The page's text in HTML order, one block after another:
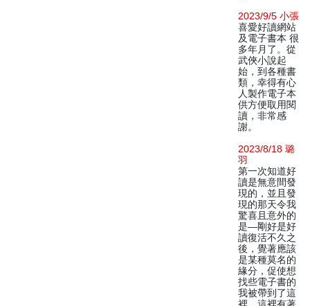
2023/9/5 小張
喜愛好讀網站
及電子書本 很
多年月了。從
武俠小說起
始，到各種書
類，幸得有心
人製作電子本
供方便取用閱
讀，非常感
謝。
2023/8/18 璐
羽
第一次知道好
讀是無意間發
現的，並且發
現的那天令我
驚喜且意外的
是—剛好是好
讀復活不久之
後，覺著應該
是某種莫名的
緣分，促使想
找些電子書的
我被帶到了這